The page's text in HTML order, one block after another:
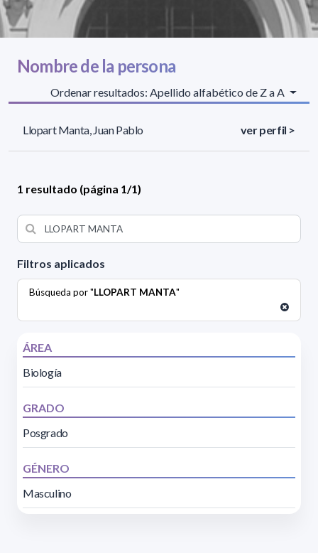
Filtros aplicados
Búsqueda por "LLOPART MANTA"
ÁREA
Biología
GRADO
Posgrado
GÉNERO
Masculino
Nombre de la persona
Ordenar resultados: Apellido alfabético de Z a A
Llopart Manta, Juan Pablo ver perfil >
1 resultado (página 1/1)